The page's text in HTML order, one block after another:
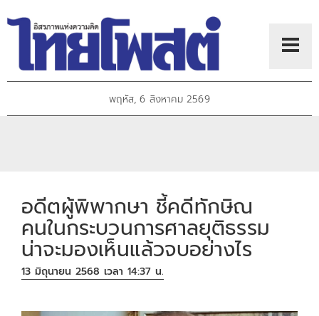
พฤหัส, 6 สิงหาคม 2569
อดีตผู้พิพากษา ชี้คดีทักษิณ
คนในกระบวนการศาลยุติธรรม
น่าจะมองเห็นแล้วจบอย่างไร
13 มิถุนายน 2568 เวลา 14:37 น.